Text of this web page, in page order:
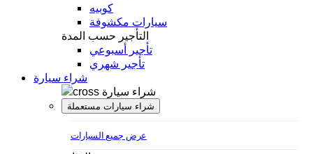
كوبيه
سيارات مكشوفة
التأجير حسب المدة
تأجير أسبوعي
تأجير شهري
شراء سيارة
شراء سيارة
شراء سيارات مستعملة
عرض جميع السيارات